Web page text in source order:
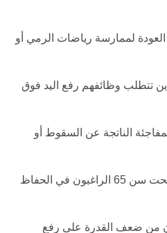
العودة لممارسة رياضات الرمي أو
تتطلب وظائفهم رفع اليد فوق
الناتجة عن السقوط أو
الأفراد تحت سن 65 الراغبون في الحفاظ
من ضعف القدرة على رفع